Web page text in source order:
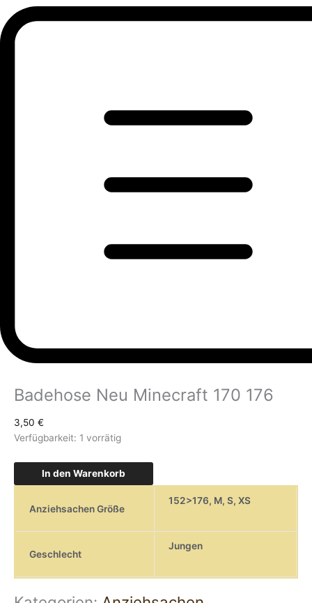
Badehose Neu Minecraft 170 176
3,50 €
Verfügbarkeit: 1 vorrätig
In den Warenkorb
Anziehsachen Größe
152>176, M, S, XS
Geschlecht
Jungen